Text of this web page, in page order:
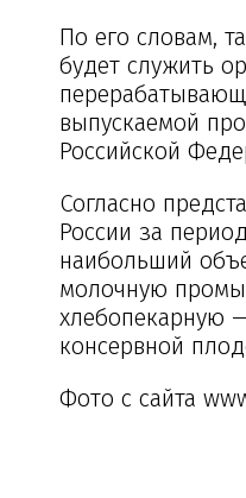
По его словам,
будет служить
выпускаемой
Российской
Согласно
России за
наибольший
молочную
хлебопекарную
консервной
Фото с сайта